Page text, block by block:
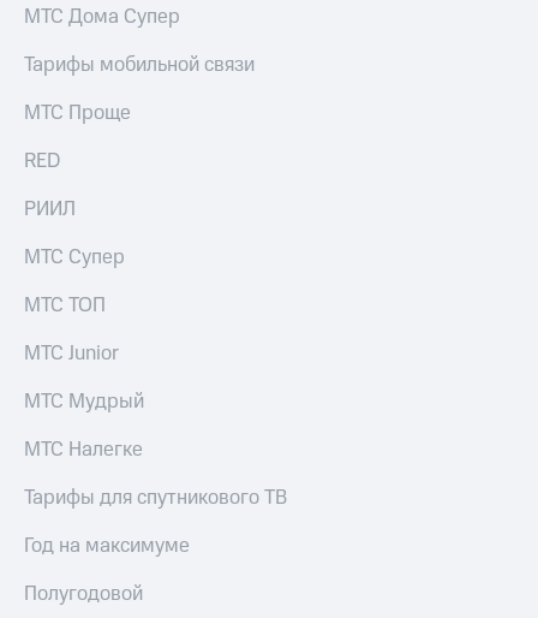
Программа
Порядок
акций
Еврооблигации-2023
Уведомление
о
именных
облигаций
Другое
Реквизиты
развитие
На главную
МТС Дома Супер
Тарифы мобильной связи
МТС Проще
RED
РИИЛ
МТС Супер
МТС ТОП
МТС Junior
МТС Мудрый
МТС Налегке
Тарифы для спутникового ТВ
Год на максимуме
Полугодовой